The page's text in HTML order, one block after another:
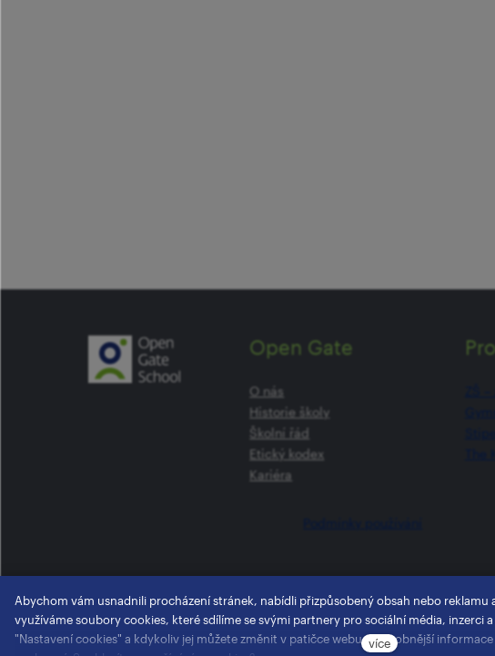
Open Gate
O nás
Historie školy
Školní řád
Etický kodex
Kariéra
Abychom vám usnadnili procházení stránek, nabídli přizpůsobený obsah nebo reklamu
využíváme soubory cookies, které sdílíme se svými partnery pro sociální média, inzerci
"Nastavení cookies" a kdykoliv jej můžete změnit v patičce webu. Podrobnější
více